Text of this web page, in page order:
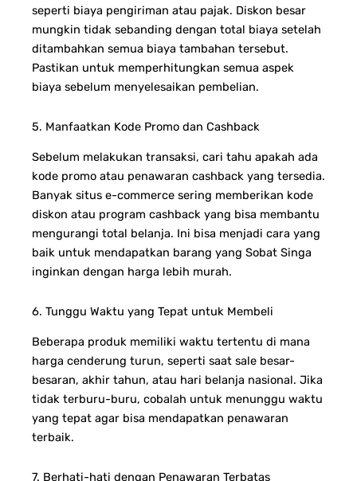
seperti biaya pengiriman atau pajak. Diskon besar
mungkin tidak sebanding dengan total biaya setelah
ditambahkan semua biaya tambahan tersebut.
Pastikan untuk memperhitungkan semua aspek
biaya sebelum menyelesaikan pembelian.
5. Manfaatkan Kode Promo dan Cashback
Sebelum melakukan transaksi, cari tahu apakah ada
kode promo atau penawaran cashback yang tersedia.
Banyak situs e-commerce sering memberikan kode
diskon atau program cashback yang bisa membantu
mengurangi total belanja. Ini bisa menjadi cara yang
baik untuk mendapatkan barang yang Sobat Singa
inginkan dengan harga lebih murah.
6. Tunggu Waktu yang Tepat untuk Membeli
Beberapa produk memiliki waktu tertentu di mana
harga cenderung turun, seperti saat sale besar-
besaran, akhir tahun, atau hari belanja nasional. Jika
tidak terburu-buru, cobalah untuk menunggu waktu
yang tepat agar bisa mendapatkan penawaran
terbaik.
7. Berhati-hati dengan Penawaran Terbatas